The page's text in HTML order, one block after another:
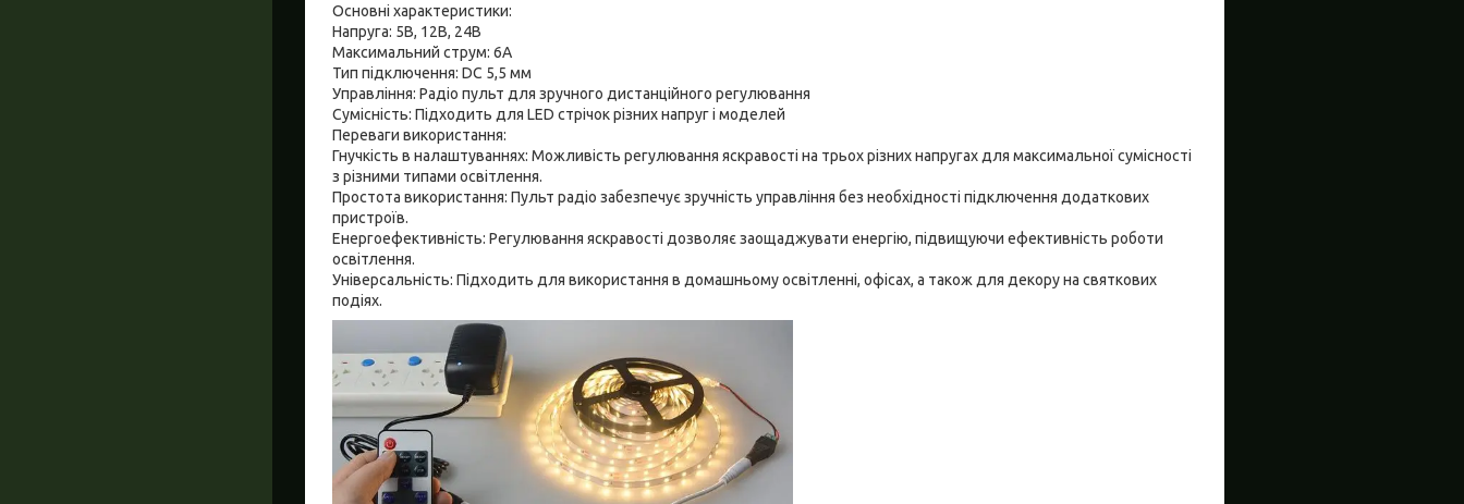
Основні характеристики:
Напруга: 5В, 12В, 24В
Максимальний струм: 6А
Тип підключення: DC 5,5 мм
Управління: Радіо пульт для зручного дистанційного регулювання
Сумісність: Підходить для LED стрічок різних напруг і моделей
Переваги використання:
Гнучкість в налаштуваннях: Можливість регулювання яскравості на трьох різних напругах для максимальної сумісності
з різними типами освітлення.
Простота використання: Пульт радіо забезпечує зручність управління без необхідності підключення додаткових
пристроїв.
Енергоефективність: Регулювання яскравості дозволяє заощаджувати енергію, підвищуючи ефективність роботи
освітлення.
Універсальність: Підходить для використання в домашньому освітленні, офісах, а також для декору на святкових
подіях.